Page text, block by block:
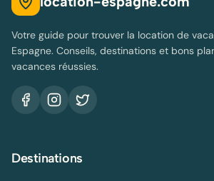
Votre guide pour trouver la location de
Espagne. Conseils, destinations et bons
vacances réussies.
Destinations